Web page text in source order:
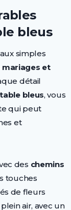
bleus
simples
mariages et
détail
bleus, vous
qui peut
et
des chemins
touches
de fleurs
air, avec un